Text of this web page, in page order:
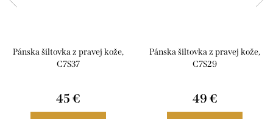
Pánska šiltovka z pravej kože,
C7S37
45 €
Pánska šiltovka z pravej kože,
C7S29
49 €